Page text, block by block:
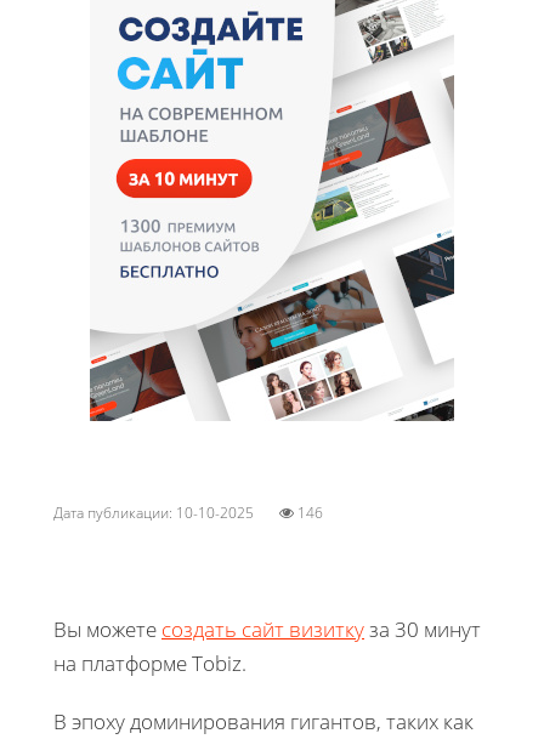
Дата публикации: 10-10-2025 146
Вы можете создать сайт визиткуза 30 минут
на платформе Tobiz.
В эпоху доминирования гигантов, таких как